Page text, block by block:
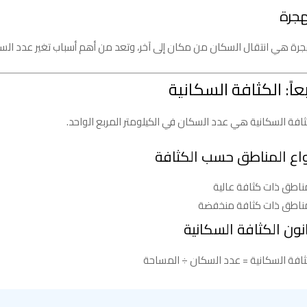
هي انتقال السكان من مكان إلى آخر، وتعد من أهم أسباب تغير عدد
الكثافة السكانية
السكانية هي عدد السكان في الكيلومتر المربع الواحد.
المناطق حسب الكثافة
ذات كثافة عالية
ذات كثافة منخفضة
الكثافة السكانية
السكانية = عدد السكان ÷ المساحة